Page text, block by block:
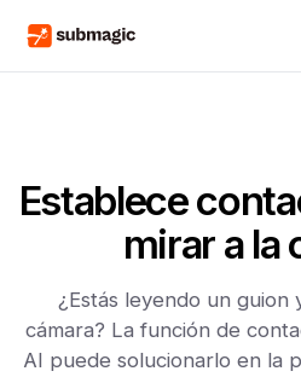
Establece
mirar a la
¿Estás leyendo un guion
cámara? La función de
AI puede solucionarlo en la